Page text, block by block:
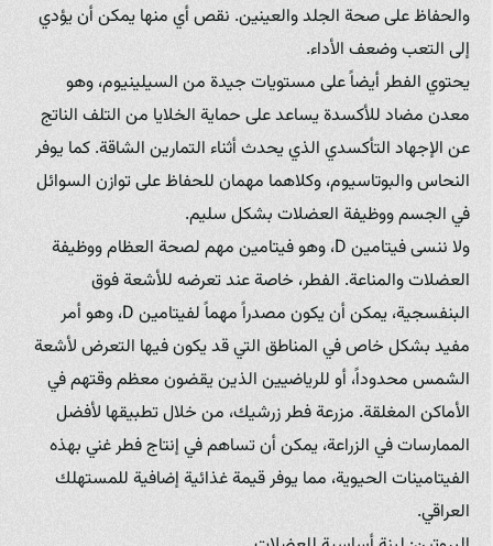
والحفاظ على صحة الجلد والعينين. نقص أي منها يمكن أن يؤدي
إلى التعب وضعف الأداء.
يحتوي الفطر أيضاً على مستويات جيدة من السيلينيوم، وهو
معدن مضاد للأكسدة يساعد على حماية الخلايا من التلف الناتج
عن الإجهاد التأكسدي الذي يحدث أثناء التمارين الشاقة. كما يوفر
النحاس والبوتاسيوم، وكلاهما مهمان للحفاظ على توازن السوائل
في الجسم ووظيفة العضلات بشكل سليم.
ولا ننسى فيتامين D، وهو فيتامين مهم لصحة العظام ووظيفة
العضلات والمناعة. الفطر، خاصة عند تعرضه للأشعة فوق
البنفسجية، يمكن أن يكون مصدراً مهماً لفيتامين D، وهو أمر
مفيد بشكل خاص في المناطق التي قد يكون فيها التعرض لأشعة
الشمس محدوداً، أو للرياضيين الذين يقضون معظم وقتهم في
الأماكن المغلقة. مزرعة فطر زرشيك، من خلال تطبيقها لأفضل
الممارسات في الزراعة، يمكن أن تساهم في إنتاج فطر غني بهذه
الفيتامينات الحيوية، مما يوفر قيمة غذائية إضافية للمستهلك
العراقي.